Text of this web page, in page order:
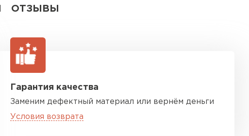
ОТЗЫВЫ
Гарантия качества
Заменим дефектный материал или вернём деньги
Условия возврата